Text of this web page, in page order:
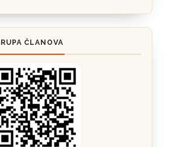
ČLANOVA